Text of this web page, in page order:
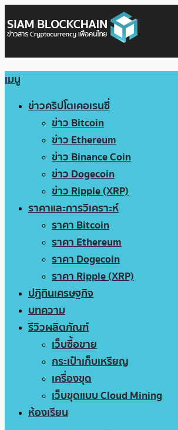
เมนู
ข่าวคริปโตเคอเรนซี่
ข่าว Bitcoin
ข่าว Ethereum
ข่าว Binance Coin
ข่าว Dogecoin
ข่าว Ripple (XRP)
ราคาและการวิเคราะห์
ราคา Bitcoin
ราคา Ethereum
ราคา Dogecoin
ราคา Ripple (XRP)
ปฏิทินเศรษฐกิจ
บทความ
รีวิวผลิตภัณฑ์
เว็บซื้อขาย
กระเป๋าเก็บเหรียญ
เครื่องขุด
เว็บขุดแบบ Cloud Mining
ห้องเรียน